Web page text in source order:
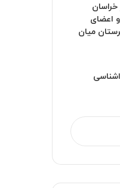
خراسان
و اعضای
میان